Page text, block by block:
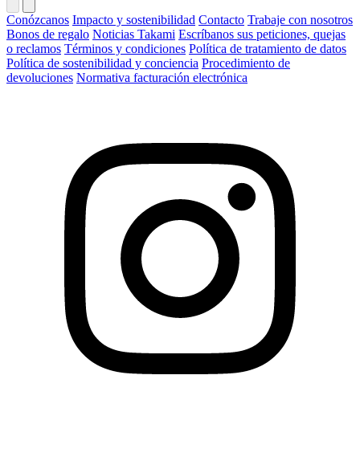
Conózcanos Impacto y sostenibilidad Contacto Trabaje con nosotros
Bonos de regalo Noticias Takami Escríbanos sus peticiones, quejas
o reclamos Términos y condiciones Política de tratamiento de datos
Política de sostenibilidad y conciencia Procedimiento de
devoluciones Normativa facturación electrónica